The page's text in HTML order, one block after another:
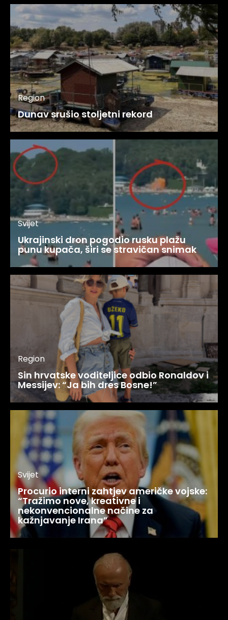
Region
Dunav srušio stoljetni rekord
Svijet
Ukrajinski dron pogodio rusku plažu
punu kupača, širi se stravičan snimak
Region
Sin hrvatske voditeljice odbio Ronaldov i
Messijev: “Ja bih dres Bosne!”
Svijet
Procurio interni zahtjev američke vojske:
“Tražimo nove, kreativne i
nekonvencionalne načine za
kažnjavanje Irana”